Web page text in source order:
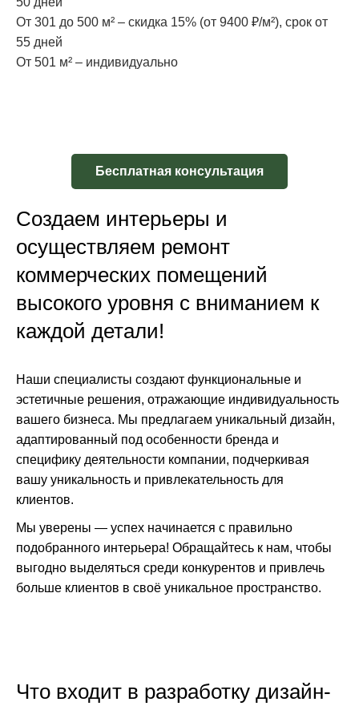
От 301 до 500 м² – скидка 15% (от 9400 ₽/м²), срок от
55 дней
От 501 м² – индивидуально
Бесплатная консультация
Создаем интерьеры и
осуществляем ремонт
коммерческих помещений
высокого уровня с вниманием к
каждой детали!
Наши специалисты создают функциональные и
эстетичные решения, отражающие индивидуальность
вашего бизнеса. Мы предлагаем уникальный дизайн,
адаптированный под особенности бренда и
специфику деятельности компании, подчеркивая
вашу уникальность и привлекательность для
клиентов.
Мы уверены — успех начинается с правильно
подобранного интерьера! Обращайтесь к нам, чтобы
выгодно выделяться среди конкурентов и привлечь
больше клиентов в своё уникальное пространство.
Что входит в разработку дизайн-